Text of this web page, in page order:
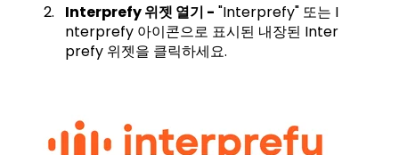
Interprefy 위젯 열기 - "Interprefy" 또는 I
nterprefy 아이콘으로 표시된 내장된 Inter
prefy 위젯을 클릭하세요.